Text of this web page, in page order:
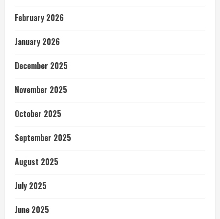
February 2026
January 2026
December 2025
November 2025
October 2025
September 2025
August 2025
July 2025
June 2025